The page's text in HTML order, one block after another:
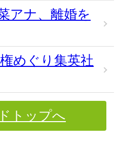
アナ、離婚を
めぐり集英社
トップへ